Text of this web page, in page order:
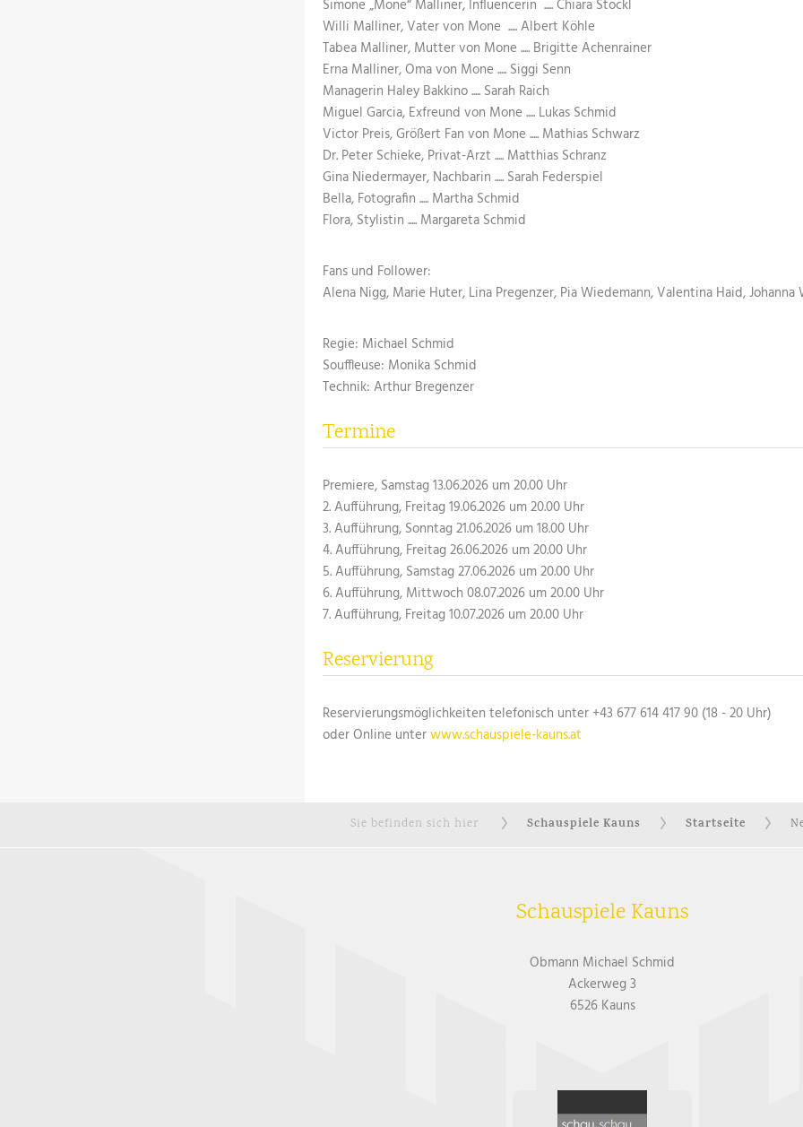
Simone „Mone“ Malliner, Influencerin ..... Chiara Stöckl
Willi Malliner, Vater von Mone ..... Albert Köhle
Tabea Malliner, Mutter von Mone ..... Brigitte Achenrainer
Erna Malliner, Oma von Mone ..... Siggi Senn
Managerin Haley Bakkino ..... Sarah Raich
Miguel Garcia, Exfreund von Mone ..... Lukas Schmid
Victor Preis, Größert Fan von Mone ..... Mathias Schwarz
Dr. Peter Schieke, Privat-Arzt ..... Matthias Schranz
Gina Niedermayer, Nachbarin ..... Sarah Federspiel
Bella, Fotografin ..... Martha Schmid
Flora, Stylistin ..... Margareta Schmid
Fans und Follower:
Alena Nigg, Marie Huter, Lina Pregenzer, Pia Wiedemann, Valentina Haid, Johanna
Regie: Michael Schmid
Souffleuse: Monika Schmid
Technik: Arthur Bregenzer
Termine
Premiere, Samstag 13.06.2026 um 20.00 Uhr
2. Aufführung, Freitag 19.06.2026 um 20.00 Uhr
3. Aufführung, Sonntag 21.06.2026 um 18.00 Uhr
4. Aufführung, Freitag 26.06.2026 um 20.00 Uhr
5. Aufführung, Samstag 27.06.2026 um 20.00 Uhr
6. Aufführung, Mittwoch 08.07.2026 um 20.00 Uhr
7. Aufführung, Freitag 10.07.2026 um 20.00 Uhr
Reservierung
Reservierungsmöglichkeiten telefonisch unter +43 677 614 417 90 (18 - 20 Uhr)
oder Online unterwww.schauspiele-kauns.at
Sie befinden sich hier Schauspiele Kauns Startseite
Schauspiele Kauns
Obmann Michael Schmid
Ackerweg 3
6526 Kauns